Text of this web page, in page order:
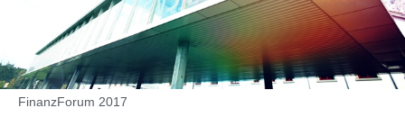
FinanzForum 2017